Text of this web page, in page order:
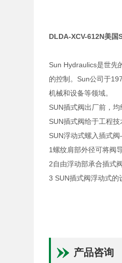
DLDA-XCV-612N美国
Sun Hydraulics是世先
的控制。Sun公司于
机械和设备等领域。
SUN插式阀出厂前，均
SUN插式阀给于工程
SUN浮动式螺入插式
1螺纹肩部外径可将阀
2自由浮动部承合插式
3 SUN插式阀浮动式的
产品咨询